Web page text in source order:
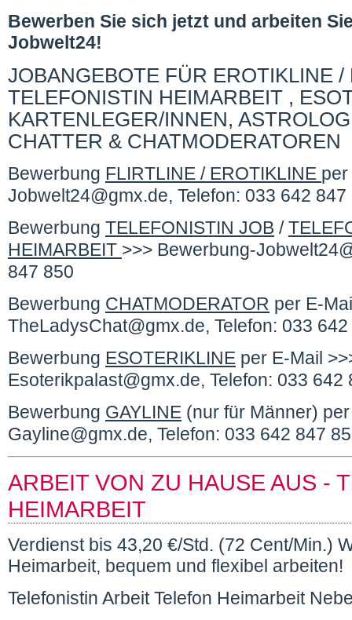
Bewerben Sie sich jetzt und arbeiten
Jobwelt24!
JOBANGEBOTE FÜR EROTIKLINE /
TELEFONISTIN HEIMARBEIT ,
KARTENLEGER/INNEN,
CHATTER & CHATMODERATOREN
Bewerbung FLIRTLINE / EROTIKLINE per
Jobwelt24@gmx.de, Telefon: 033 642 847
Bewerbung TELEFONISTIN JOB /
HEIMARBEIT >>> Bewerbung-
847 850
Bewerbung CHATMODERATOR per E-
TheLadysChat@gmx.de, Telefon: 033
Bewerbung ESOTERIKLINE per E-Mail
Esoterikpalast@gmx.de, Telefon: 033 642
Bewerbung GAYLINE (nur für Männer)
Gayline@gmx.de, Telefon: 033 642 847
ARBEIT VON ZU HAUSE AUS -
HEIMARBEIT
Verdienst bis 43,20 €/Std. (72 Cent/Min.)
Heimarbeit, bequem und flexibel arbeiten!
Telefonistin Arbeit Telefon Heimarbeit